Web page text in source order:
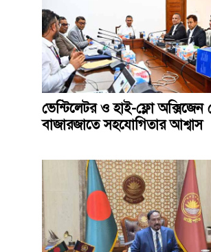
ভেন্টিলেটর ও হাই-ফ্লো অক্সিজেন
বাজারজাতে সহযোগিতার আশ্বাস